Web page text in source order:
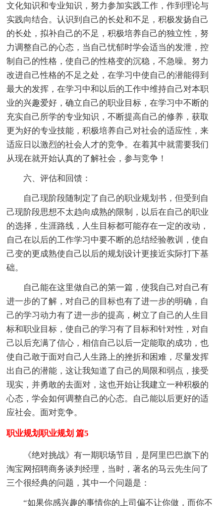
文化知识和专业知识，努力参加实践工作，作到理论与
实践向结合。认识到自己的长处和不足，积极发扬自己
的长处，拟补自己的不足，积极培养自己的独立性，努
力调整自己的心态，当自己忧郁时学会适当的发泄，控
制自己的性格，使自己的性格变的沉稳，不急噪。努力
改进自己性格的不足之处，在学习中使自己的潜能得到
最大的发挥，在学习中和以后的工作中维持自己对本职
业的兴趣爱好，确立自己的职业目标，在学习中不断的
充实自己所学的专业知识，不断提高自己的修养，获取
更为好的专业技能，积极培养自己对社会的适应性，来
适应日以激烈的社会人才的竞争。在着其中就需要我们
从现在就开始认真的了解社会，参与竞争！
六、评估和回馈：
自己现阶段随制定了自己的职业规划书，但受到自
己现阶段思想不太趋向成熟的限制，以后在自己的职业
的选择，生涯路线，人生目标都可能存在一定的改动，
自己在以后的工作学习中要不断的总结经验教训，使自
己变的更成熟使自己以后的规划设计更接近实际打下基
础。
自己能在这里做自己的第一篇，使我自己对自己有
进一步的了解，对自己的目标也有了进一步的明确，自
己的学习动力有了进一步的提高，树立了自己的人生目
标和职业目标，使自己的学习有了目标和针对性，对自
己以后充满了信心，相信自己以后一定能取的成功，也
使自己敢于面对自己人生路上的挫折和困难，尽量发挥
出自己的潜能，这让我知道了自己的局限和弱点，接受
现实，并勇敢的去面对，这也开始让我建立一种积极的
心态，学会如何调整自己的心态。自己能以后更好的适
应社会。面对竞争。
职业规划职业规划 篇5
《绝对挑战》有一期职场节目，是阿里巴巴旗下的
淘宝网招聘商务谈判经理，当时，著名的马云先生问了
三个很经典的问题，其中一个问题是：
“如果你感兴趣的事情你的上司偏不让你做，而你不